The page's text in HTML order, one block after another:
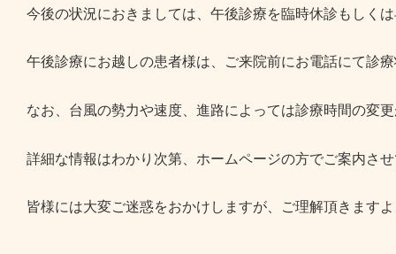
今後の状況におきましては、午後診療を臨時休診もしく
午後診療にお越しの患者様は、ご来院前にお電話にて診
なお、台風の勢力や速度、進路によっては診療時間の変
詳細な情報はわかり次第、ホームページの方でご案内さ
皆様には大変ご迷惑をおかけしますが、ご理解頂きます